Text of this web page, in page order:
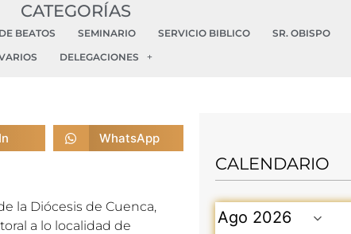
CATEGORÍAS
BEATOS SEMINARIO SERVICIO BIBLICO SR. OBISPO
DELEGACIONES
WhatsApp
la Diócesis de Cuenca,
a lo localidad de
CALENDARIO